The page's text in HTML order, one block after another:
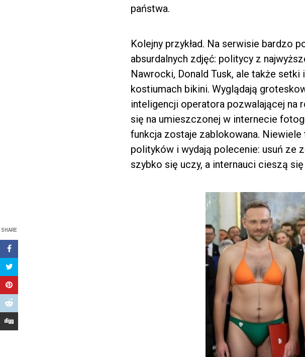
SHARE
państwa.
Kolejny przykład. Na serwisie bardzo
absurdalnych zdjęć: politycy z
Nawrocki, Donald Tusk, ale także
kostiumach bikini. Wyglądają
inteligencji operatora pozwalającej na
się na umieszczonej w internecie
funkcja zostaje zablokowana.
polityków i wydają polecenie: usuń ze
szybko się uczy, a internauci cieszą